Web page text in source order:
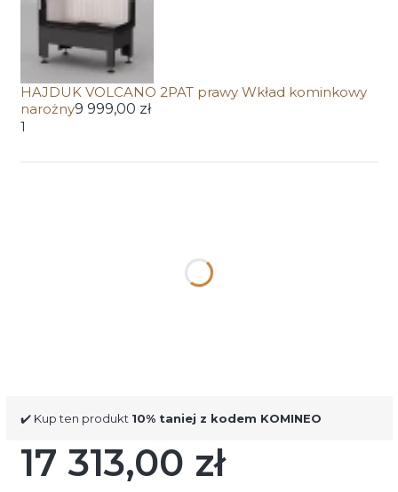
HAJDUK VOLCANO 2PAT prawy Wkład kominkowy
narożny9 999,00 zł
1
✔️ Kup ten produkt 10% taniej z kodem KOMINEO
Cena
17 313,00 zł